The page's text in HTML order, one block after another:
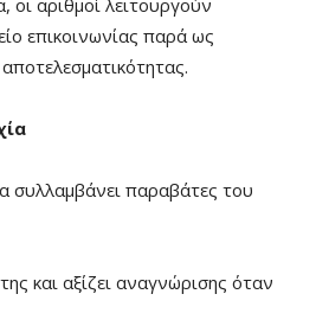
επικοινωνίας παρά ως
αποτελεσματικότητας.
συλλαμβάνει παραβάτες του
και αξίζει αναγνώρισης όταν